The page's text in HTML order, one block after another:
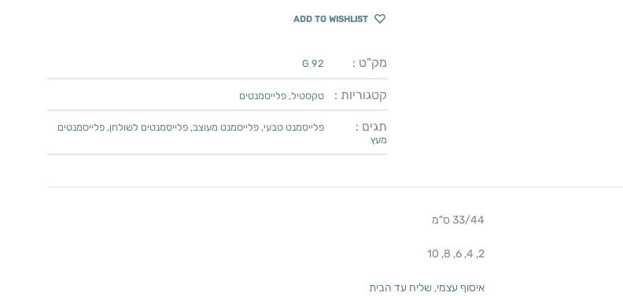
ADD TO WISHLIST
מק"ט : G 92
קטגוריות : טקסטיל, פלייסמנטים
תגים : פלייסמנט טבעי, פלייסמנט מעוצב, פלייסמנטים לשולחן, פלייסמנטים
מעץ
33/44 ס"מ
2, 4, 6, 8, 10
איסוף עצמי, שליח עד הבית